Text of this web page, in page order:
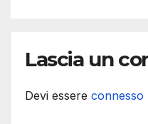
Lascia un
Devi essere connesso